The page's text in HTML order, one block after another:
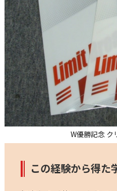
W優勝記念 ク
この経験から得た